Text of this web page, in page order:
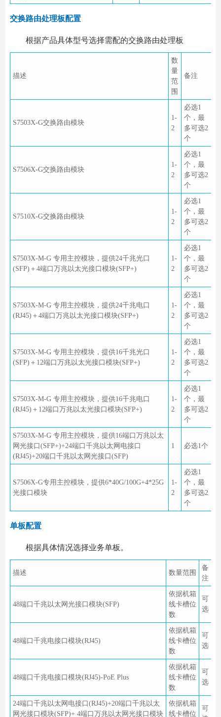
交换路由处理板配置
根据产品具体型号选择需配的交换路由处理板
描述
数
量
范
围
备注
S7503X-G交换路由模块
1-
2
必选1
个，最
多可选2
个
S7506X-G交换路由模块
1-
2
必选1
个，最
多可选2
个
S7510X-G交换路由模块
1-
2
必选1
个，最
多可选2
个
S7503X-M-G 专用主控模块，提供24千兆光口
(SFP)＋4端口万兆以太光接口模块(SFP+)
1-
2
必选1
个，最
多可选2
个
S7503X-M-G 专用主控模块，提供24千兆电口
(RJ45)＋4端口万兆以太光接口模块(SFP+)
1-
2
必选1
个，最
多可选2
个
S7503X-M-G 专用主控模块，提供16千兆光口
(SFP)＋12端口万兆以太光接口模块(SFP+)
1-
2
必选1
个，最
多可选2
个
S7503X-M-G 专用主控模块，提供16千兆电口
(RJ45)＋12端口万兆以太光接口模块(SFP+)
1-
2
必选1
个，最
多可选2
个
S7503X-M-G 专用主控模块，提供16端口万兆以太
网光接口(SFP+)+24端口千兆以太网电接口
(RJ45)+20端口千兆以太网光接口(SFP)
1 必选1个
S7506X-G专用主控模块，提供6*40G/100G+4*25G
光接口模块
1-
2
必选1
个，最
多可选2
个
单板配置
根据具体情况选择业务单板。
描述 数量范围
备
注
48端口千兆以太网光接口模块(SFP)
依据机箱
线卡槽位
数
可
选
48端口千兆电接口模块(RJ45)
依据机箱
线卡槽位
数
可
选
48端口千兆电接口模块(RJ45)-PoE Plus
依据机箱
线卡槽位
数
可
选
24端口千兆以太网电接口(RJ45)+20端口千兆以太
网光接口模块(SFP)+ 4端口万兆以太网光接口模块
依据机箱
线卡槽位
可